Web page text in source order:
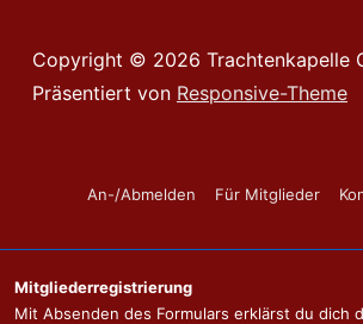
Copyright © 2026 Trachtenkapelle
Präsentiert von Responsive-Theme
Footer-
An-/Abmelden Für Mitglieder
Mitgliederregistrierung
Mit Absenden des Formulars erklärst du dich